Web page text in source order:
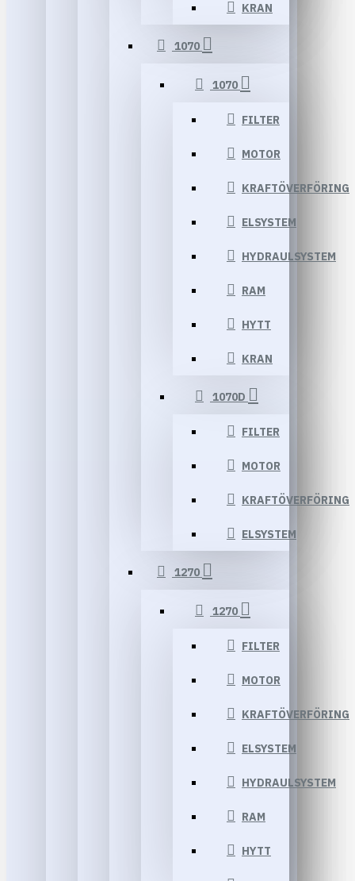
KRAN
1070
1070
FILTER
MOTOR
KRAFTÖVERFÖRING
ELSYSTEM
HYDRAULSYSTEM
RAM
HYTT
KRAN
1070D
FILTER
MOTOR
KRAFTÖVERFÖRING
ELSYSTEM
1270
1270
FILTER
MOTOR
KRAFTÖVERFÖRING
ELSYSTEM
HYDRAULSYSTEM
RAM
HYTT